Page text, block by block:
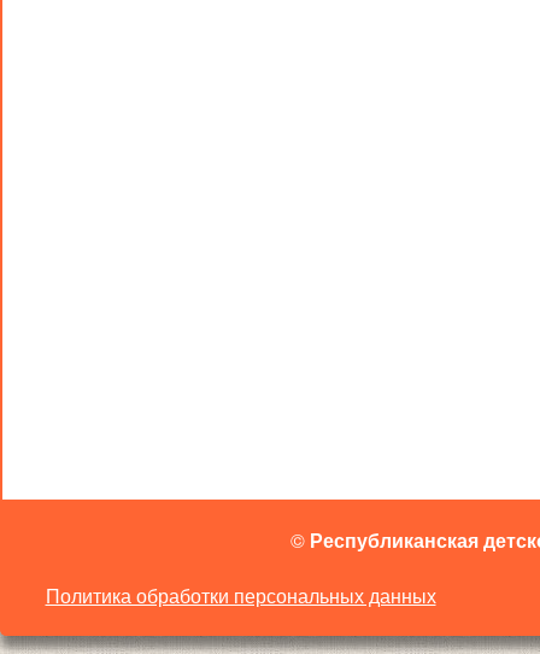
© Республиканская
Политика обработки персональных данных